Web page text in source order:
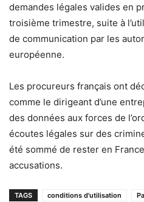
demandes légales valides en
troisième trimestre, suite à
de communication par les
européenne.
Les procureurs français ont
comme le dirigeant d’une
des données aux forces de
écoutes légales sur des
été sommé de rester en
accusations.
TAGS conditions d'utilisation